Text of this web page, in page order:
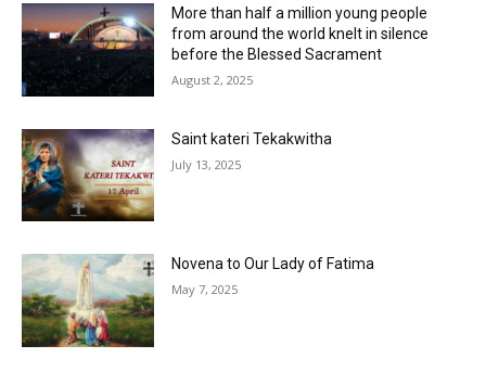
More than half a million young people
from around the world knelt in silence
before the Blessed Sacrament
August 2, 2025
Saint kateri Tekakwitha
July 13, 2025
Novena to Our Lady of Fatima
May 7, 2025